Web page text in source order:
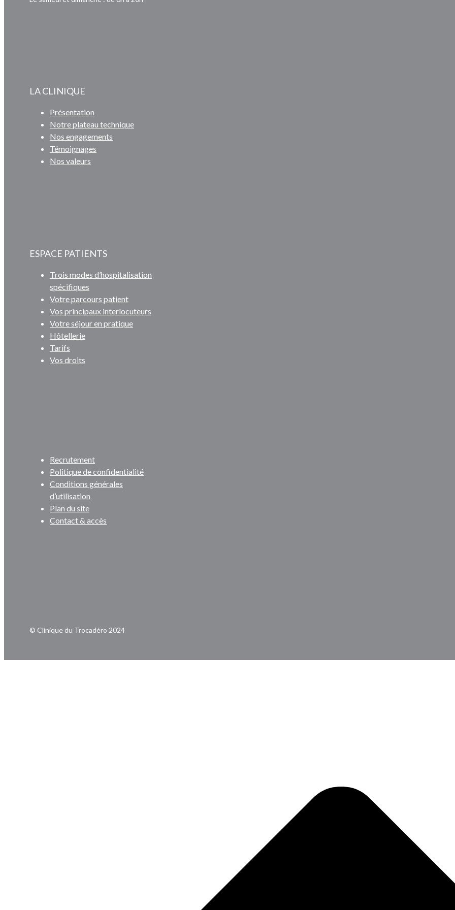
LA CLINIQUE
Présentation
Notre plateau technique
Nos engagements
Témoignages
Nos valeurs
ESPACE PATIENTS
Trois modes d’hospitalisation
spécifiques
Votre parcours patient
Vos principaux interlocuteurs
Votre séjour en pratique
Hôtellerie
Tarifs
Vos droits
Recrutement
Politique de confidentialité
Conditions générales
d’utilisation
Plan du site
Contact & accès
© Clinique du Trocadéro 2024